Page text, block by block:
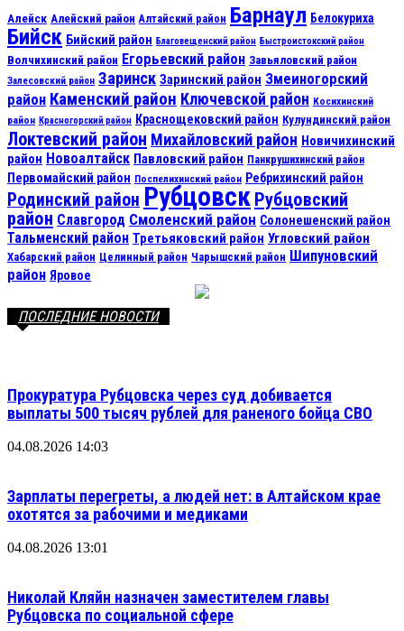
Алейск Алейский район Алтайский район Барнаул Белокуриха
Бийск Бийский район Благовещенский район Быстроистокский район
Волчихинский район Егорьевский район Завьяловский район
Залесовский район Заринск Заринский район Змеиногорский
район Каменский район Ключевской район Косихинский
район Красногорский район Краснощековский район Кулундинский район
Локтевский район Михайловский район Новичихинский
район Новоалтайск Павловский район Панкрушихинский район
Первомайский район Поспелихинский район Ребрихинский район
Родинский район Рубцовск Рубцовский
район Славгород Смоленский район Солонешенский район
Тальменский район Третьяковский район Угловский район
Хабарский район Целинный район Чарышский район Шипуновский
район Яровое
ПОСЛЕДНИЕ НОВОСТИ
Прокуратура Рубцовска через суд добивается
выплаты 500 тысяч рублей для раненого бойца СВО
04.08.2026 14:03
Зарплаты перегреты, а людей нет: в Алтайском крае
охотятся за рабочими и медиками
04.08.2026 13:01
Николай Кляйн назначен заместителем главы
Рубцовска по социальной сфере